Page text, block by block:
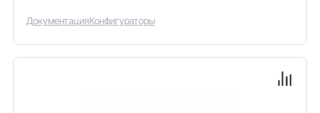
ДокументацияКонфигураторы